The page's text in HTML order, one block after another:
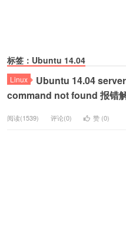
标签：Ubuntu 14.04
Linux
Ubuntu 14.04
command not found 报错
阅读(1539) 评论(0) 赞 (0)